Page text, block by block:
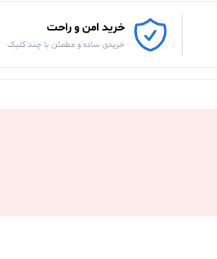
خرید امن و راحت
خریدی ساده و مطمئن با چند کلیک